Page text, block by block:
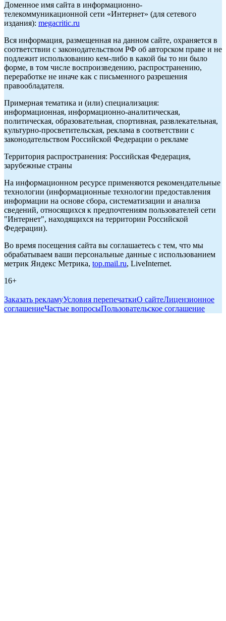
Доменное имя сайта в информационно-
телекоммуникационной сети «Интернет» (для сетевого
издания): megacritic.ru
Вся информация, размещенная на данном сайте, охраняется в
соответствии с законодательством РФ об авторском праве и не
подлежит использованию кем-либо в какой бы то ни было
форме, в том числе воспроизведению, распространению,
переработке не иначе как с письменного разрешения
правообладателя.
Примерная тематика и (или) специализация:
информационная, информационно-аналитическая,
политическая, образовательная, спортивная, развлекательная,
культурно-просветительская, реклама в соответствии с
законодательством Российской Федерации о рекламе
Территория распространения: Российская Федерация,
зарубежные страны
На информационном ресурсе применяются рекомендательные
технологии (информационные технологии предоставления
информации на основе сбора, систематизации и анализа
сведений, относящихся к предпочтениям пользователей сети
"Интернет", находящихся на территории Российской
Федерации).
Во время посещения сайта вы соглашаетесь с тем, что мы
обрабатываем ваши персональные данные с использованием
метрик Яндекс Метрика, top.mail.ru, LiveInternet.
16+
Заказать рекламуУсловия перепечаткиО сайтеЛицензионное
соглашениеЧастые вопросыПользовательское соглашение